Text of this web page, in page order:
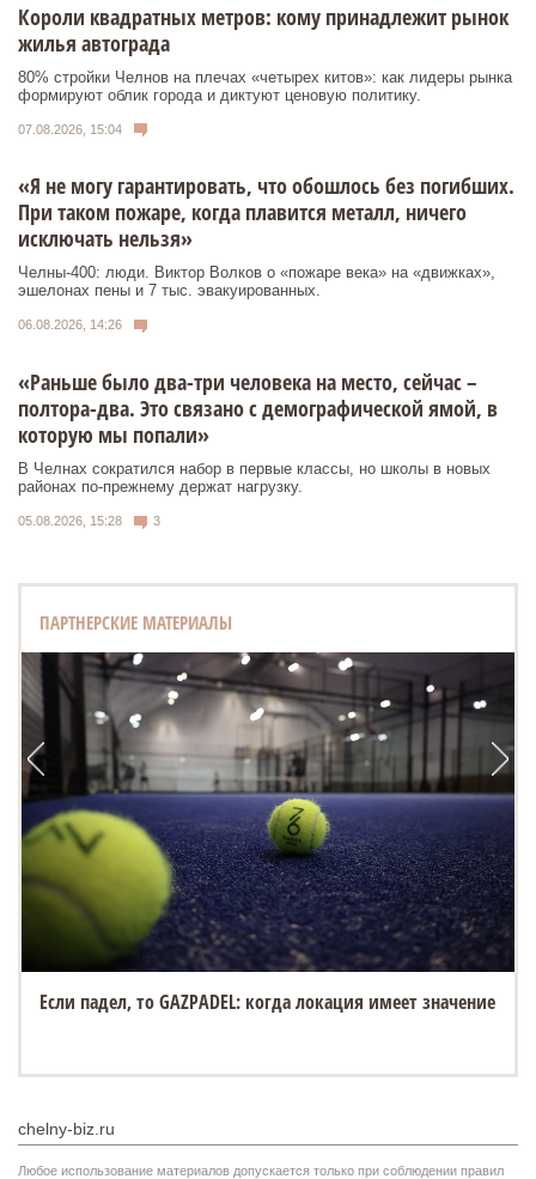
Короли квадратных метров: кому принадлежит рынок
жилья автограда
80% стройки Челнов на плечах «четырех китов»: как лидеры рынка
формируют облик города и диктуют ценовую политику.
07.08.2026, 15:04
«Я не могу гарантировать, что обошлось без погибших.
При таком пожаре, когда плавится металл, ничего
исключать нельзя»
Челны-400: люди. Виктор Волков о «пожаре века» на «движках»,
эшелонах пены и 7 тыс. эвакуированных.
06.08.2026, 14:26
«Раньше было два-три человека на место, сейчас –
полтора-два. Это связано с демографической ямой, в
которую мы попали»
В Челнах сократился набор в первые классы, но школы в новых
районах по-прежнему держат нагрузку.
05.08.2026, 15:28 3
ПАРТНЕРСКИЕ МАТЕРИАЛЫ
Если падел, то GAZPADEL: когда локация имеет значение
chelny-biz.ru
Любое использование материалов допускается только при соблюдении правил